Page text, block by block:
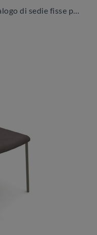
Clicca per scoprire un ricco catalogo di sedie fisse per stanze moderne: il modello Cook di Zamagna ti aspetta!